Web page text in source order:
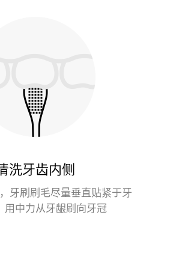
洗牙齿内侧
牙刷刷毛尽量垂直贴紧于牙
用中力从牙龈刷向牙冠